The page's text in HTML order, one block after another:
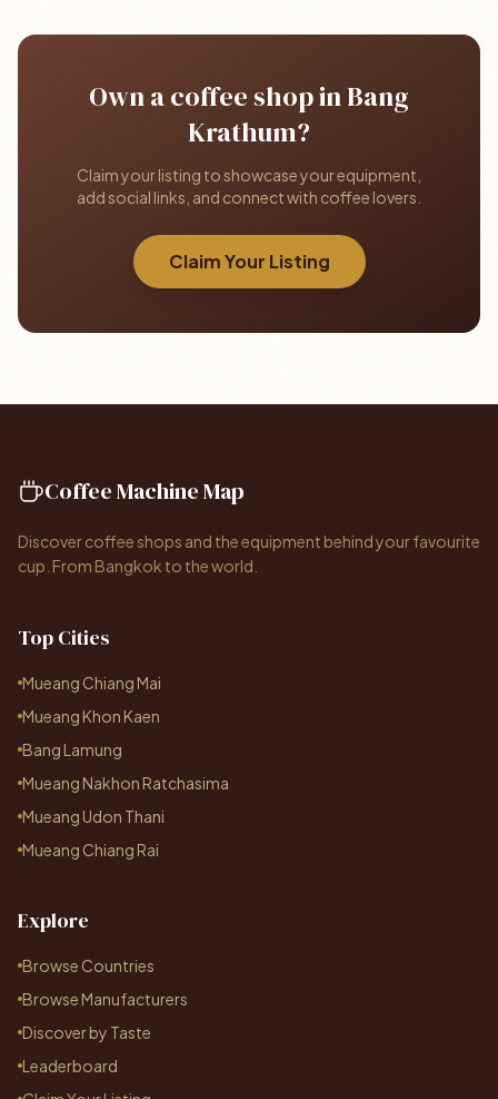
Own a coffee shop in Bang
Krathum?
Claim your listing to showcase your equipment,
add social links, and connect with coffee lovers.
Claim Your Listing
Coffee Machine Map
Discover coffee shops and the equipment behind your favourite
cup. From Bangkok to the world.
Top Cities
Mueang Chiang Mai
Mueang Khon Kaen
Bang Lamung
Mueang Nakhon Ratchasima
Mueang Udon Thani
Mueang Chiang Rai
Explore
Browse Countries
Browse Manufacturers
Discover by Taste
Leaderboard